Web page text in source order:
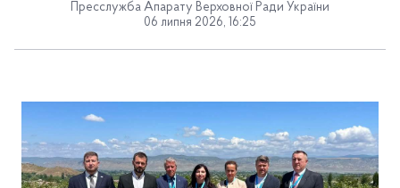
Пресслужба Апарату Верховної Ради України
06 липня 2026, 16:25